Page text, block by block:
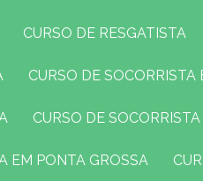
CURSO DE RESGATISTA
CURSO DE
CURSO DE
EM PONTA GROSSA